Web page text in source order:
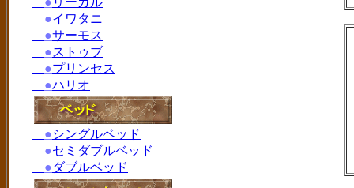
●イワタニ
●サーモス
●ストゥブ
●プリンセス
●ハリオ
●シングルベッド
●セミダブルベッド
●ダブルベッド